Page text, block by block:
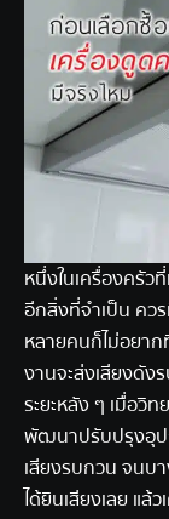
หนึ่งในเครื่องครัว
อีกสิ่งที่จำเป็น คว
หลายคนก็ไม่อยา
งานจะส่งเสียงดัง
ระยะหลัง ๆ เมื่อวิ
พัฒนาปรับปรุงอุป
เสียงรบกวน จนบ
ได้ยินเสียงเลย แล้